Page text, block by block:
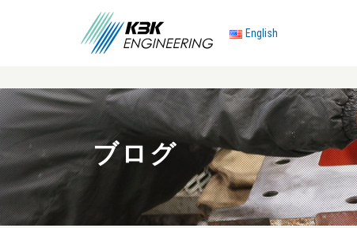
English
ブログ